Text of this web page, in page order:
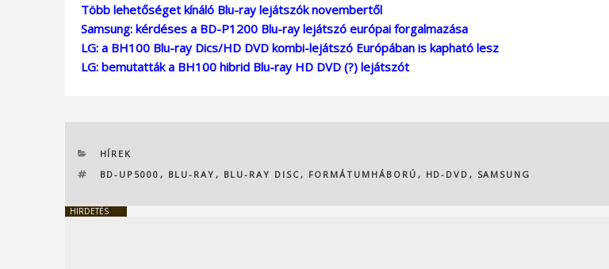
Több lehetőséget kínáló Blu-ray lejátszók novembertől
Samsung: kérdéses a BD-P1200 Blu-ray lejátszó európai forgalmazása
LG: a BH100 Blu-ray Dics/HD DVD kombi-lejátszó Európában is kapható lesz
LG: bemutatták a BH100 hibrid Blu-ray HD DVD (?) lejátszót
KATEGÓRIÁK
HÍREK
CÍMKÉK
BD-UP5000 , BLU-RAY , BLU-RAY DISC, FORMÁTUMHÁBORÚ , HD-DVD , SAMSUNG
HIRDETÉS